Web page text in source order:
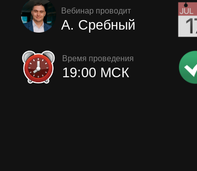
19:00 МСК
Время проведения
А. Сребный
Вебинар проводит